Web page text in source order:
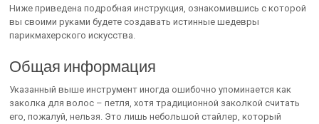
Ниже приведена подробная инструкция, ознакомившись с которой
вы своими руками будете создавать истинные шедевры
парикмахерского искусства.
Общая информация
Указанный выше инструмент иногда ошибочно упоминается как
заколка для волос – петля, хотя традиционной заколкой считать
его, пожалуй, нельзя. Это лишь небольшой стайлер, который